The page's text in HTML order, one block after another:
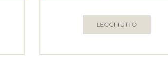
LEGGI TUTTO